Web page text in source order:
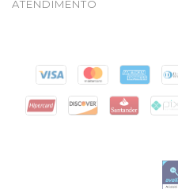
ATENDIMENTO